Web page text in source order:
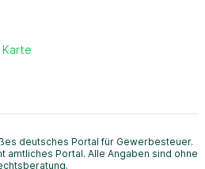
deutsches Portal für Gewerbesteuer.
amtliches Portal. Alle Angaben sind ohne